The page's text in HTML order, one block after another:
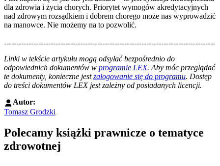
dla zdrowia i życia chorych. Priorytet wymogów akredytacyjnych
nad zdrowym rozsądkiem i dobrem chorego może nas wyprowadzić
na manowce. Nie możemy na to pozwolić.
--------------------------------------------------------------------------------------
Linki w tekście artykułu mogą odsyłać bezpośrednio do
odpowiednich dokumentów w programie LEX. Aby móc przeglądać
te dokumenty, konieczne jestzalogowanie się do programu. Dostęp
do treści dokumentów LEX jest zależny od posiadanych licencji.
Autor:
Tomasz Grodzki
Polecamy książki prawnicze o tematyce
zdrowotnej